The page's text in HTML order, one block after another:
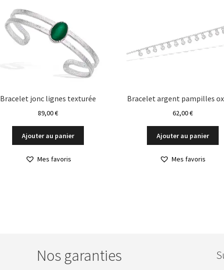
Bracelet jonc lignes texturée
89,00€
Ajouter au panier
Mes favoris
Bracelet argent pampilles
62,00€
Ajouter au panier
Mes favoris
Nos garanties